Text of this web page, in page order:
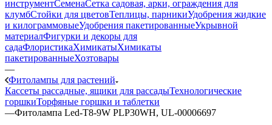
инструментСеменаСетка садовая, арки, ограждения для
клумбСтойки для цветовТеплицы, парникиУдобрения жидкие
и килограммовыеУдобрения пакетированныеУкрывной
материалФигурки и декоры для
садаФлористикаХимикатыХимикаты
пакетированныеХозтовары
—
Фитолампы для растений
Кассеты рассадные, ящики для рассадыТехнологические
горшкиТорфяные горшки и таблетки
—Фитолампа Led-Т8-9W PLP30WH, UL-00006697